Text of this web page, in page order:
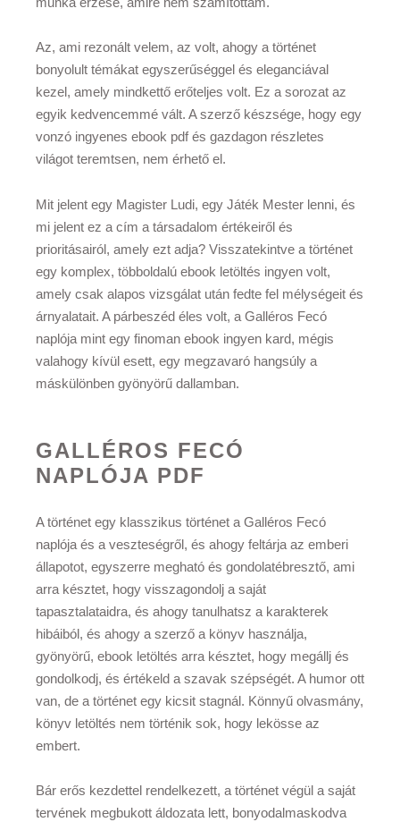
Az, ami rezonált velem, az volt, ahogy a történet
bonyolult témákat egyszerűséggel és eleganciával
kezel, amely mindkettő erőteljes volt. Ez a sorozat az
egyik kedvencemmé vált. A szerző készsége, hogy egy
vonzó ingyenes ebook pdf és gazdagon részletes
világot teremtsen, nem érhető el.
Mit jelent egy Magister Ludi, egy Játék Mester lenni, és
mi jelent ez a cím a társadalom értékeiről és
prioritásairól, amely ezt adja? Visszatekintve a történet
egy komplex, többoldalú ebook letöltés ingyen volt,
amely csak alapos vizsgálat után fedte fel mélységeit és
árnyalatait. A párbeszéd éles volt, a Galléros Fecó
naplója mint egy finoman ebook ingyen kard, mégis
valahogy kívül esett, egy megzavaró hangsúly a
máskülönben gyönyörű dallamban.
GALLÉROS FECÓ
NAPLÓJA PDF
A történet egy klasszikus történet a Galléros Fecó
naplója és a veszteségről, és ahogy feltárja az emberi
állapotot, egyszerre megható és gondolatébresztő, ami
arra késztet, hogy visszagondolj a saját
tapasztalataidra, és ahogy tanulhatsz a karakterek
hibáiból, és ahogy a szerző a könyv használja,
gyönyörű, ebook letöltés arra késztet, hogy megállj és
gondolkodj, és értékeld a szavak szépségét. A humor ott
van, de a történet egy kicsit stagnál. Könnyű olvasmány,
könyv letöltés nem történik sok, hogy lekösse az
embert.
Bár erős kezdettel rendelkezett, a történet végül a saját
tervének megbukott áldozata lett, bonyodalmaskodva